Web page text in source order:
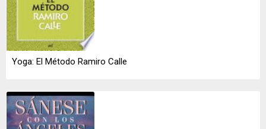
Yoga: El Método Ramiro Calle